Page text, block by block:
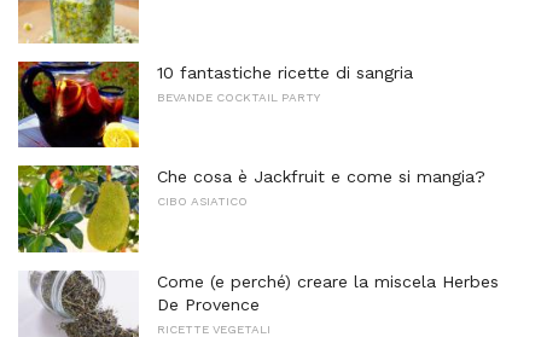
10 fantastiche ricette di sangria
BEVANDE COCKTAIL PARTY
Che cosa è Jackfruit e come si mangia?
CIBO ASIATICO
Come (e perché) creare la miscela Herbes
De Provence
RICETTE VEGETALI